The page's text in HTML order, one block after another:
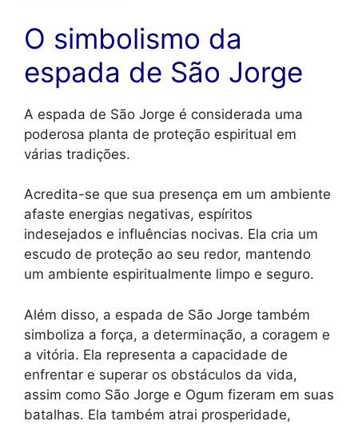
O simbolismo da
espada de São Jorge
A espada de São Jorge é considerada uma
poderosa planta de proteção espiritual em
várias tradições.
Acredita-se que sua presença em um ambiente
afaste energias negativas, espíritos
indesejados e influências nocivas. Ela cria um
escudo de proteção ao seu redor, mantendo
um ambiente espiritualmente limpo e seguro.
Além disso, a espada de São Jorge também
simboliza a força, a determinação, a coragem e
a vitória. Ela representa a capacidade de
enfrentar e superar os obstáculos da vida,
assim como São Jorge e Ogum fizeram em suas
batalhas. Ela também atrai prosperidade,